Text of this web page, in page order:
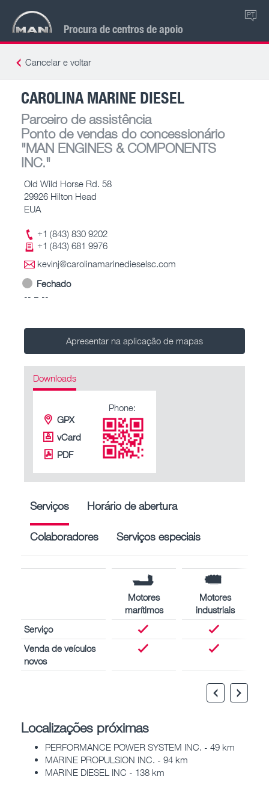
Procura de centros de apoio
PT
Cancelar e voltar
CAROLINA MARINE DIESEL
Parceiro de assistência
Ponto de vendas do concessionário
"MAN ENGINES & COMPONENTS
INC."
Old Wild Horse Rd. 58
29926 Hilton Head
EUA
+1 (843) 830 9202
+1 (843) 681 9976
kevinj@carolinamarinedieselsc.com
Fechado
-- – --
Apresentar na aplicação de mapas
Downloads
GPX
vCard
PDF
Phone:
Serviços Horário de abertura
Colaboradores Serviços especiais
Motores
marítimos
Motores
industriais
Serviço
Venda de veículos
novos
Localizações próximas
PERFORMANCE POWER SYSTEM INC. - 49 km
MARINE PROPULSION INC. - 94 km
MARINE DIESEL INC - 138 km